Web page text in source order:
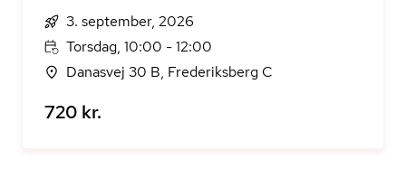
3. september, 2026
Torsdag, 10:00 - 12:00
Danasvej 30 B, Frederiksberg C
720 kr.